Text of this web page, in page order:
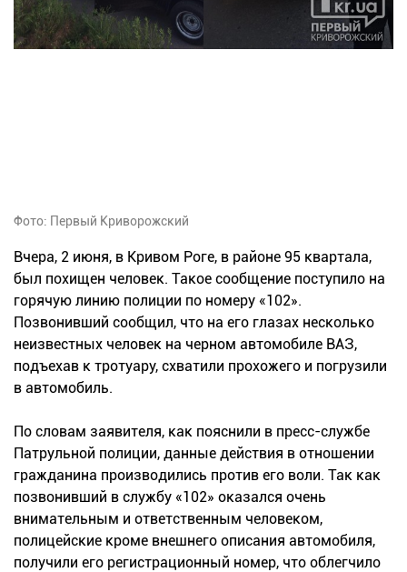
Фото: Первый Криворожский
Вчера, 2 июня, в Кривом Роге, в районе 95 квартала,
был похищен человек. Такое сообщение поступило на
горячую линию полиции по номеру «102».
Позвонивший сообщил, что на его глазах несколько
неизвестных человек на черном автомобиле ВАЗ,
подъехав к тротуару, схватили прохожего и погрузили
в автомобиль.
По словам заявителя, как пояснили в пресс-службе
Патрульной полиции, данные действия в отношении
гражданина производились против его воли. Так как
позвонивший в службу «102» оказался очень
внимательным и ответственным человеком,
полицейские кроме внешнего описания автомобиля,
получили его регистрационный номер, что облегчило